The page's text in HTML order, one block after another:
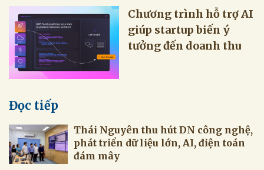
Chương trình hỗ trợ AI
giúp startup biến ý
tưởng đến doanh thu
Đọc tiếp
Thái Nguyên thu hút DN công nghệ,
phát triển dữ liệu lớn, AI, điện toán
đám mây